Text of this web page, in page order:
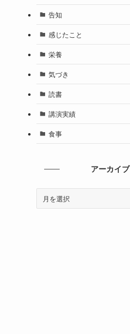
告知
感じたこと
栄養
気づき
読書
講演実績
食事
アーカイブ